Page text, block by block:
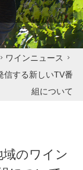
ワインニュース
信する新しいTV番
組について
域のワイン